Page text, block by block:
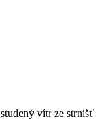
vítr ze strnišť